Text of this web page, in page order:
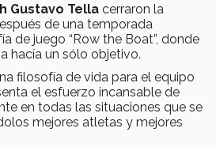
Gustavo Tella cerraron la
de una temporada
de juego “Row the Boat”, donde
hacía un sólo objetivo.
filosofía de vida para el equipo
el esfuerzo incansable de
en todas las situaciones que se
mejores atletas y mejores